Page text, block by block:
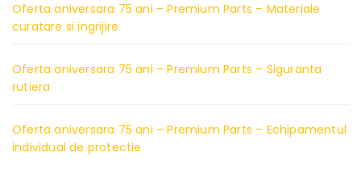
Oferta aniversara 75 ani – Premium Parts – Materiale
curatare si ingrijire
Oferta aniversara 75 ani – Premium Parts – Siguranta
rutiera
Oferta aniversara 75 ani – Premium Parts – Echipamentul
individual de protectie